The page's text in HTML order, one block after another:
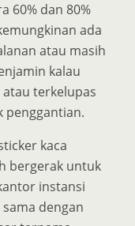
60% dan 80%
ada
atau masih
kalau
atau terkelupas
penggantian.
kaca
bergerak untuk
instansi
dengan